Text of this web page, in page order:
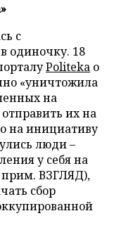
с
одиночку. 18
Politeka о
«уничтожила
на
их на
на инициативу
люди –
у себя на
прим. ВЗГЛЯД),
сбор